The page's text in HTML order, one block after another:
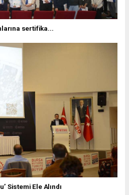
sertifika...
Sistemi Ele Alındı